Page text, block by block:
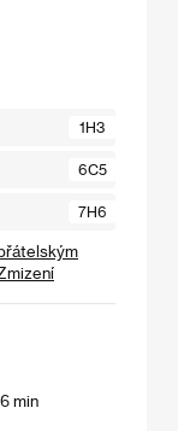
1H3
6C5
7H6
min